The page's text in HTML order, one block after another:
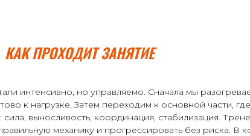
КАК ПРОХОДИТ ЗАНЯТИЕ
интенсивно, но управляемо. Сначала мы
к нагрузке. Затем переходим к основной части,
выносливость, координация, стабилизация.
механику и прогрессировать без риска. В